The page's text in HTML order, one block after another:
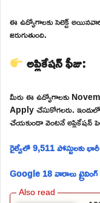
ఈ ఉద్యోగాలకు సెలెక్ట్
జరుగుతుంది.
అప్లికేషన్ ఫీజు:
మీరు ఈ ఉద్యోగాలకు
Apply చేసుకోగలరు.
చేయకుండా వెంటనే అప్లికేషన్
రైల్వేలో 9,511 పోస్టులకు
Google 18 వారాలు